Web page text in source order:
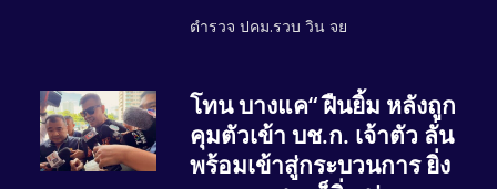
ตำรวจ ปคม.รวบ วิน จย
โทน บางแค“ ฝืนยิ้ม หลังถูก
คุมตัวเข้า บช.ก. เจ้าตัว ลั่น
พร้อมเข้าสู่กระบวนการ ยิ่ง